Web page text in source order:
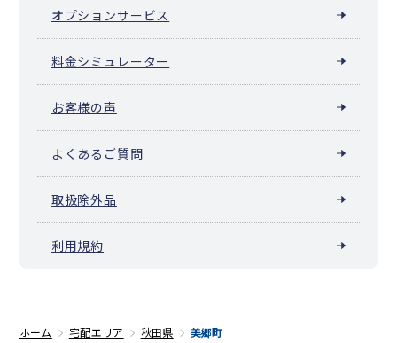
オプションサービス
料金シミュレーター
お客様の声
よくあるご質問
取扱除外品
利用規約
ホーム 宅配エリア 秋田県 美郷町